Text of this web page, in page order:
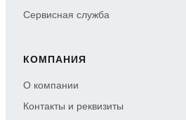
Сервисная служба
КОМПАНИЯ
О компании
Контакты и реквизиты